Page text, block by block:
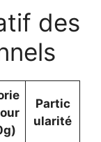
des
Partic
ularité